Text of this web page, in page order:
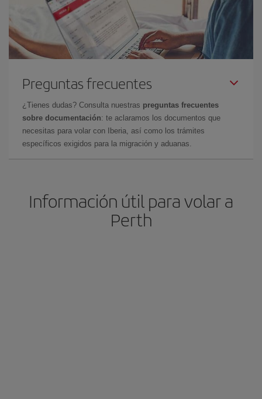
Preguntas frecuentes
¿Tienes dudas? Consulta nuestras preguntas frecuentes
sobre documentación: te aclaramos los documentos que
necesitas para volar con Iberia, así como los trámites
específicos exigidos para la migración y aduanas.
Información útil para volar a
Perth